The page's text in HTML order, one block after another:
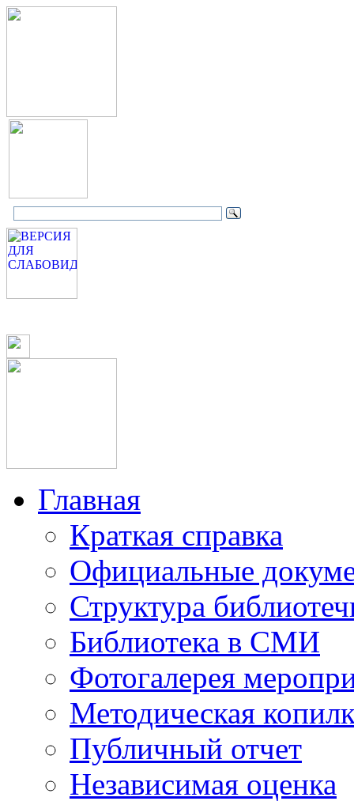
Главная
Краткая справка
Официальные
Структура
Библиотека в СМИ
Фотогалерея
Методическая
Публичный отчет
Независимая оценка